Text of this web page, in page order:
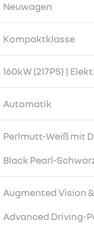
Neuwagen
Kompaktklasse
160kW (217PS) |
Automatik
Perlmutt-Weiß mit
Black Pearl-
Augmented Vision &
Advanced Driving-